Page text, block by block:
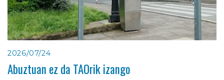
2026/07/24
Abuztuan ez da TAOrik izango